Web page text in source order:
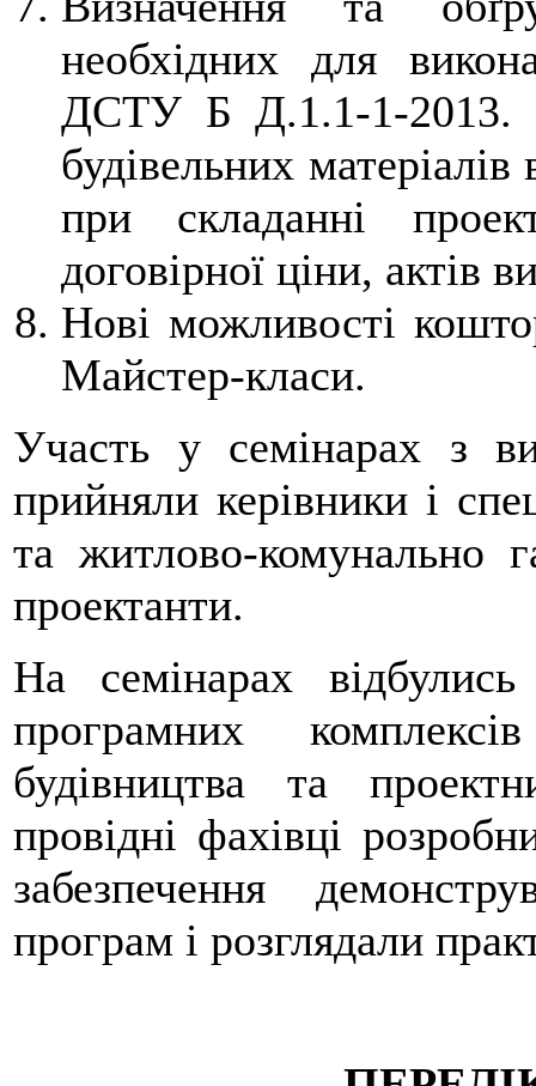
необхідних для
ДСТУ Б Д.1.1-1-2013.
будівельних
при складанні
договірної ціни, актів
Нові можливості
Майстер-класи.
Участь у семінарах з
прийняли керівники і
та житлово-комунально
проектанти.
На семінарах відбулись
програмних
будівництва та
провідні фахівці
забезпечення
програм і розглядали